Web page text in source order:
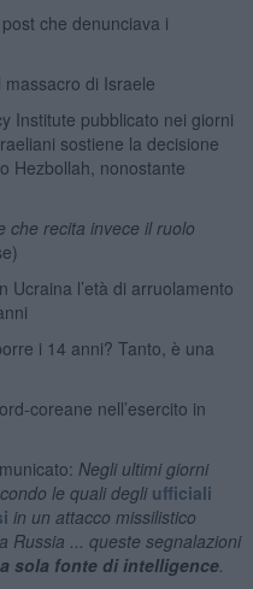
che denunciava i
di Israele
Institute pubblicato nei giorni
sostiene la decisione
Hezbollah, nonostante
che recita invece il ruolo
Ucraina l’età di arruolamento
i 14 anni? Tanto, è una
coreane nell’esercito in
Negli ultimi giorni
le quali degli ufficiali
in un attacco missilistico
Russia ... queste segnalazioni
sola fonte di intelligence.